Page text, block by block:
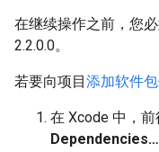
在继续操作之前，您
2.2.0.0。
若要向项目添加软件
在 Xcode 中，前
Dependencies…